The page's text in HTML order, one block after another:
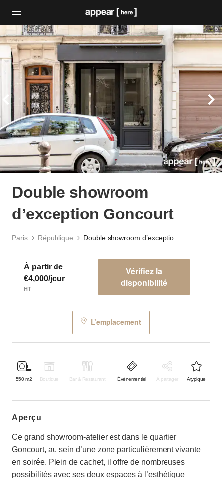
Double showroom
d’exception Goncourt
Paris République
À partir de
€4,000/jour
HT
Vérifiez la
disponibilité
L’emplacement
550 m2 Boutique Bar & Restaurant Événementiel À partager Atypique
aperçu
Ce grand showroom-atelier est dans le quartier
Goncourt, au sein d’une zone particulièrement vivante
en soirée. Plein de cachet, il offre de nombreuses
possibilités avec ses deux espaces à l’esthétique